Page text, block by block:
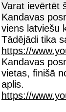
Varat ievērtēt
Kandavas
viens latviešu
Tādējādi tika
https://
Kandavas
vietas, finišā
aplis.
https://